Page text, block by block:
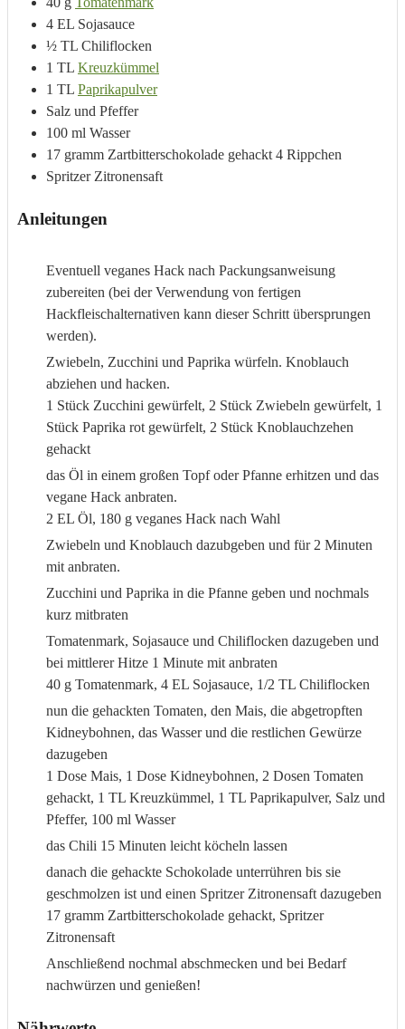
4 EL Sojasauce
½ TL Chiliflocken
1 TL Kreuzkümmel
1 TL Paprikapulver
Salz und Pfeffer
100 ml Wasser
17 gramm Zartbitterschokolade gehackt 4 Rippchen
Spritzer Zitronensaft
Anleitungen
Eventuell veganes Hack nach Packungsanweisung
zubereiten (bei der Verwendung von fertigen
Hackfleischalternativen kann dieser Schritt übersprungen
werden).
Zwiebeln, Zucchini und Paprika würfeln. Knoblauch
abziehen und hacken.
1 Stück Zucchini gewürfelt, 2 Stück Zwiebeln gewürfelt, 1
Stück Paprika rot gewürfelt, 2 Stück Knoblauchzehen
gehackt
das Öl in einem großen Topf oder Pfanne erhitzen und das
vegane Hack anbraten.
2 EL Öl, 180 g veganes Hack nach Wahl
Zwiebeln und Knoblauch dazubgeben und für 2 Minuten
mit anbraten.
Zucchini und Paprika in die Pfanne geben und nochmals
kurz mitbraten
Tomatenmark, Sojasauce und Chiliflocken dazugeben und
bei mittlerer Hitze 1 Minute mit anbraten
40 g Tomatenmark, 4 EL Sojasauce, 1/2 TL Chiliflocken
nun die gehackten Tomaten, den Mais, die abgetropften
Kidneybohnen, das Wasser und die restlichen Gewürze
dazugeben
1 Dose Mais, 1 Dose Kidneybohnen, 2 Dosen Tomaten
gehackt, 1 TL Kreuzkümmel, 1 TL Paprikapulver, Salz und
Pfeffer, 100 ml Wasser
das Chili 15 Minuten leicht köcheln lassen
danach die gehackte Schokolade unterrühren bis sie
geschmolzen ist und einen Spritzer Zitronensaft dazugeben
17 gramm Zartbitterschokolade gehackt, Spritzer
Zitronensaft
Anschließend nochmal abschmecken und bei Bedarf
nachwürzen und genießen!